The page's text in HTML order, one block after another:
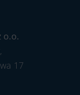
o.o.
17